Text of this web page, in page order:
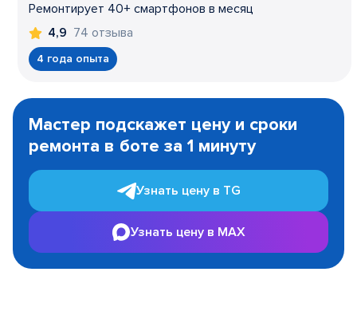
Ремонтирует 40+ смартфонов в месяц
4,9 74 отзыва
4 года опыта
1
Мастер подскажет цену и сроки
ремонта в боте за 1 минуту
Узнать цену в TG
Узнать цену в MAX